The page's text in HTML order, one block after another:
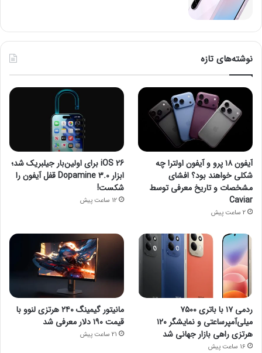
نوشته‌های تازه
آیفون ۱۸ پرو و آیفون اولترا چه
شکلی خواهند بود؟ افشای
مشخصات و تاریخ معرفی توسط
Caviar
2 ساعت پیش
iOS 26 برای اولین‌بار جیلبریک شد؛
ابزار Dopamine 3.0 قفل آیفون را
شکست!
12 ساعت پیش
ردمی ۱۷ با باتری ۷۵۰۰
میلی‌آمپرساعتی و نمایشگر ۱۲۰
هرتزی راهی بازار جهانی شد
16 ساعت پیش
مانیتور گیمینگ ۲۴۰ هرتزی لنوو با
قیمت ۱۹۰ دلار معرفی شد
21 ساعت پیش